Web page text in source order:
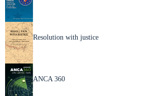
Resolution with justice
ANCA 360